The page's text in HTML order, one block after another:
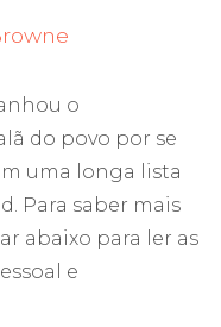
o
do povo por se
uma longa lista
Para saber mais
abaixo para ler as
e